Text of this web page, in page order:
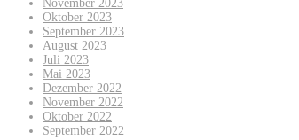
November 2023
Oktober 2023
September 2023
August 2023
Juli 2023
Mai 2023
Dezember 2022
November 2022
Oktober 2022
September 2022